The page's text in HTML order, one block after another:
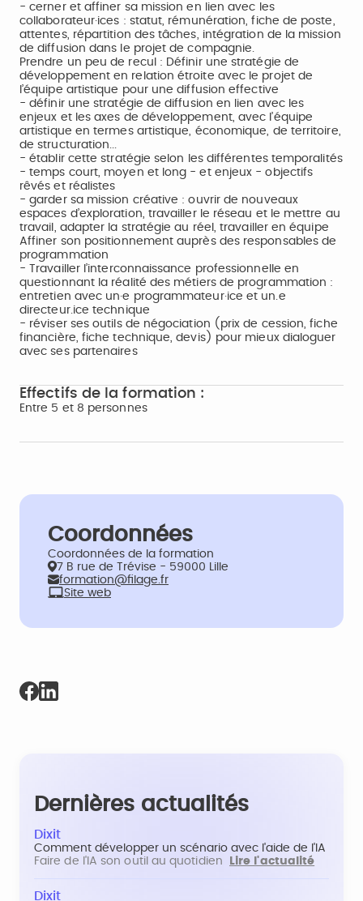
- cerner et affiner sa mission en lien avec les
collaborateur·ices : statut, rémunération, fiche de poste,
attentes, répartition des tâches, intégration de la mission
de diffusion dans le projet de compagnie.
Prendre un peu de recul : Définir une stratégie de
développement en relation étroite avec le projet de
l’équipe artistique pour une diffusion effective
- définir une stratégie de diffusion en lien avec les
enjeux et les axes de développement, avec l’équipe
artistique en termes artistique, économique, de territoire,
de structuration...
- établir cette stratégie selon les différentes temporalités
- temps court, moyen et long - et enjeux - objectifs
rêvés et réalistes
- garder sa mission créative : ouvrir de nouveaux
espaces d’exploration, travailler le réseau et le mettre au
travail, adapter la stratégie au réel, travailler en équipe
Affiner son positionnement auprès des responsables de
programmation
- Travailler l’interconnaissance professionnelle en
questionnant la réalité des métiers de programmation :
entretien avec un·e programmateur·ice et un.e
directeur.ice technique
- réviser ses outils de négociation (prix de cession, fiche
financière, fiche technique, devis) pour mieux dialoguer
avec ses partenaires
Effectifs de la formation :
Entre 5 et 8 personnes
Coordonnées
Coordonnées de la formation
7 B rue de Trévise - 59000 Lille
formation@filage.fr
Site web
Dernières actualités
Dixit
Comment développer un scénario avec l'aide de l'IA
Faire de l'IA son outil au quotidien
Lire l'actualité
Dixit